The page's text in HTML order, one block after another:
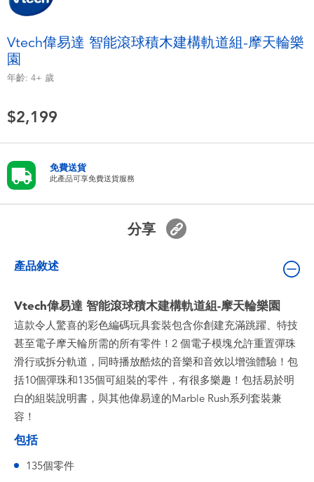
毛毛公仔玩具
夏日
盲盒
角色收藏
生活雜貨
Vtech偉易達 智能滾球積木建構軌道組-摩天輪樂
園
年齡: 4+ 歲
$2,199
免費送貨
此產品可享免費送貨服務
分享
產品敘述
Vtech偉易達 智能滾球積木建構軌道組-摩天輪樂園
這款令人驚喜的彩色編碼玩具套裝包含你創建充滿跳躍、特技
甚至電子摩天輪所需的所有零件！2 個電子模塊允許重置彈珠
滑行或拆分軌道，同時播放酷炫的音樂和音效以增強體驗！包
括10個彈珠和135個可組裝的零件，有很多樂趣！包括易於明
白的組裝說明書，與其他偉易達的Marble Rush系列套裝兼
容！
包括
135個零件